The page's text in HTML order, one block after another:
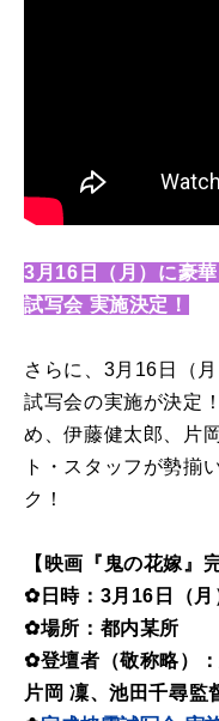
3月16日（月）に豪
試写会 実施決定！
さらに、3月16日（
試写会の実施が決定
め、伊藤健太郎、片
ト・スタッフが勢揃
ク！
【映画『鬼の花嫁』
✿日時：3月16日（月
✿場所：都内某所
✿登壇者（敬称略）
片岡 凜、池田千尋監